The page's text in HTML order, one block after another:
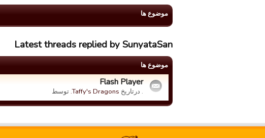
موضوع ها
Latest threads replied by SunyataSan
موضوع ها
Flash Player
. درتاریخ Taffy's Dragons. توسط